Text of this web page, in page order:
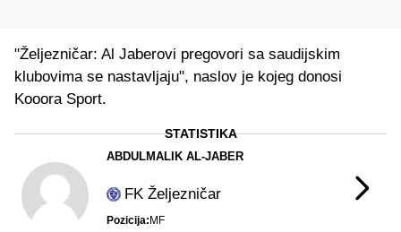
"Željezničar: Al Jaberovi pregovori sa saudijskim
klubovima se nastavljaju", naslov je kojeg donosi
Kooora Sport.
ABDULMALIK AL-JABER
FK Željezničar
Pozicija: MF
STATISTIKA